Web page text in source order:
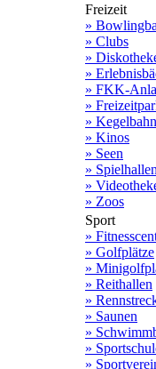
Freizeit
»
» Clubs
»
»
» FKK-
»
»
» Kinos
» Seen
»
»
» Zoos
Sport
»
» Golfplätze
»
» Reithallen
»
» Saunen
»
»
»